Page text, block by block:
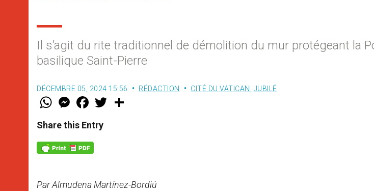
Il s’agit du rite traditionnel de démolition du mur protégeant la
basilique Saint-Pierre
DÉCEMBRE 05, 2024 15:56 RÉDACTION CITÉ DU VATICAN JUBILÉ
W
t
s
p
p
M
e
s
e
g
e
F
a
e
b
k
w
Share this Entry
Par Almudena Martínez-Bordiú